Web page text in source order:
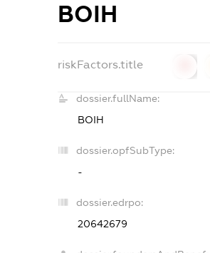
ВОІН
riskFactors.title
dossier.fullName:
ВОІН
dossier.opfSubType:
-
dossier.edrpo:
20642679